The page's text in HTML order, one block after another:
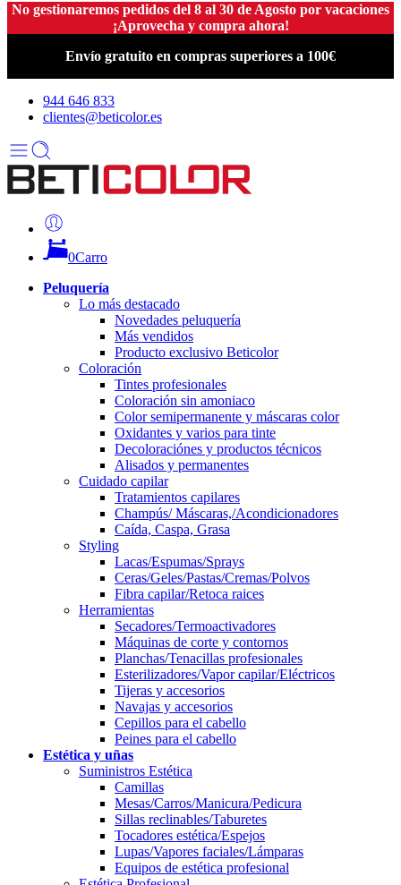
No gestionaremos pedidos del 8 al 30 de Agosto por vacaciones
¡Aprovecha y compra ahora!
Envío gratuito en compras superiores a 100€
944 646 833
clientes@beticolor.es
0Carro
Peluquería
Lo más destacado
Novedades peluquería
Más vendidos
Producto exclusivo Beticolor
Coloración
Tintes profesionales
Coloración sin amoniaco
Color semipermanente y máscaras color
Oxidantes y varios para tinte
Decoloraciónes y productos técnicos
Alisados y permanentes
Cuidado capilar
Tratamientos capilares
Champús/ Máscaras,/Acondicionadores
Caída, Caspa, Grasa
Styling
Lacas/Espumas/Sprays
Ceras/Geles/Pastas/Cremas/Polvos
Fibra capilar/Retoca raices
Herramientas
Secadores/Termoactivadores
Máquinas de corte y contornos
Planchas/Tenacillas profesionales
Esterilizadores/Vapor capilar/Eléctricos
Tijeras y accesorios
Navajas y accesorios
Cepillos para el cabello
Peines para el cabello
Estética y uñas
Suministros Estética
Camillas
Mesas/Carros/Manicura/Pedicura
Sillas reclinables/Taburetes
Tocadores estética/Espejos
Lupas/Vapores faciales/Lámparas
Equipos de estética profesional